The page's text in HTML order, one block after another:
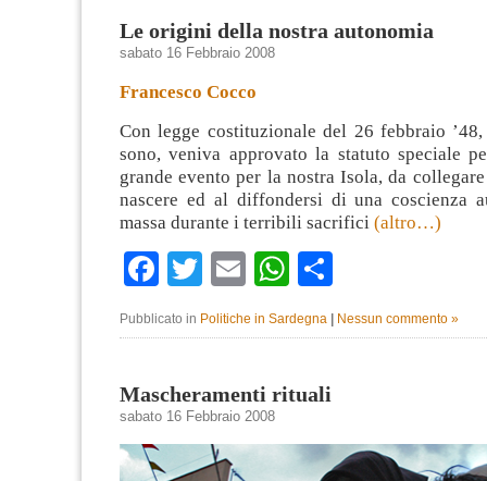
Le origini della nostra autonomia
sabato 16 Febbraio 2008
Francesco Cocco
Con legge costituzionale del 26 febbraio ’48,
sono, veniva approvato la statuto speciale
grande evento per la nostra Isola, da
nascere ed al diffondersi di una coscienza
massa durante i terribili sacrifici (altro…)
Facebook
TwitterEmailWhatsApp
Pubblicato in Politiche in Sardegna Nessun commento »
Mascheramenti rituali
sabato 16 Febbraio 2008